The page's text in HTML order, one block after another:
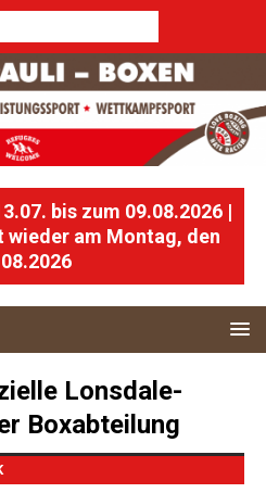
bis zum 09.08.2026 |
wieder am Montag, den
Lonsdale-
Boxabteilung